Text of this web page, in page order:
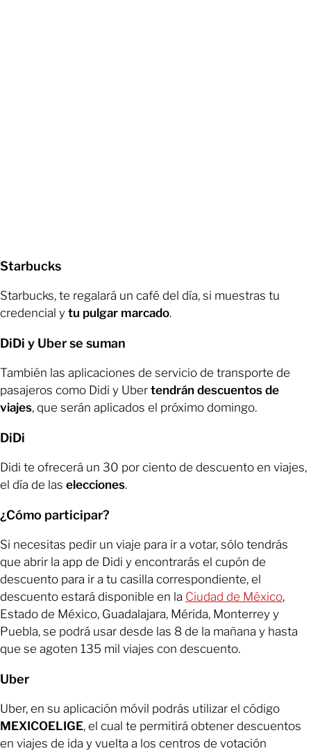
Starbucks
Starbucks, te regalará un café del día, si muestras tu
credencial y tu pulgar marcado.
DiDi y Uber se suman
También las aplicaciones de servicio de transporte de
pasajeros como Didi y Uber tendrán descuentos de
viajes, que serán aplicados el próximo domingo.
DiDi
Didi te ofrecerá un 30 por ciento de descuento en viajes,
el día de las elecciones.
¿Cómo participar?
Si necesitas pedir un viaje para ir a votar, sólo tendrás
que abrir la app de Didi y encontrarás el cupón de
descuento para ir a tu casilla correspondiente, el
descuento estará disponible en la Ciudad de México,
Estado de México, Guadalajara, Mérida, Monterrey y
Puebla, se podrá usar desde las 8 de la mañana y hasta
que se agoten 135 mil viajes con descuento.
Uber
Uber, en su aplicación móvil podrás utilizar el código
MEXICOELIGE, el cual te permitirá obtener descuentos
en viajes de ida y vuelta a los centros de votación